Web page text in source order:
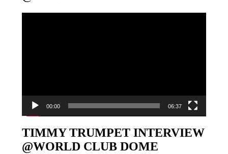
00:00 06:37
TIMMY TRUMPET INTERVIEW
@WORLD CLUB DOME